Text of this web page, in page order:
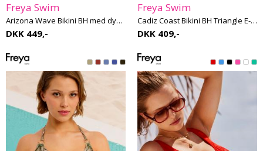
Freya Swim
Arizona Wave Bikini BH med dyb udskæring G-M skål
DKK 449,-
Freya Swim
Cadiz Coast Bikini BH Triangle E-H skål
DKK 409,-